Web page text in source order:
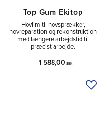
ønskeliste
Top Gum Ekitop
Hovlim til hovsprækker,
hovreparation og rekonstruktion
med længere arbejdstid til
præcist arbejde.
1 588,00 SEK